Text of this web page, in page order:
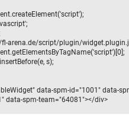
arena.de/script/plugin/
s);
data-spm-id="1001" data-
data-spm-team="64081"></div>